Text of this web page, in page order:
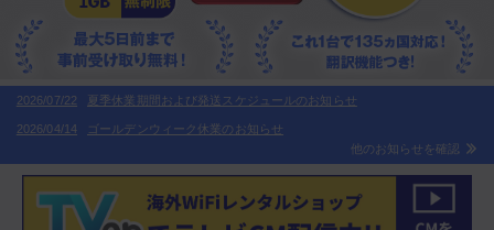
2026/07/22 夏季休業期間および発送スケジュールのお知らせ
2026/04/14
ゴールデンウィーク休業のお知らせ
他のお知らせを確認